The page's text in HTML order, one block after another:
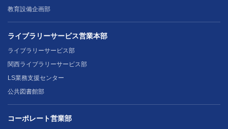
教育設備企画部
ライブラリーサービス営業本部
ライブラリーサービス部
関西ライブラリーサービス部
LS業務支援センター
公共図書館部
コーポレート営業部